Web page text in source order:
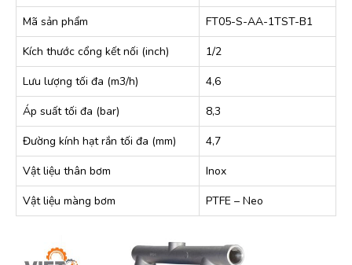
Mã sản phẩm
FT05-S-AA-1TST-B1
Kích thước cổng kết nối (inch)
1/2
Lưu lượng tối đa (m3/h)
4,6
Áp suất tối đa (bar)
8,3
Đường kính hạt rắn tối đa (mm)
4,7
Vật liệu thân bơm
Inox
Vật liệu màng bơm
PTFE – Neo